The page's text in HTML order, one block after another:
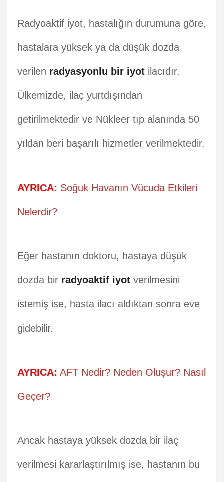
Radyoaktif iyot, hastalığın durumuna göre,
hastalara yüksek ya da düşük dozda
verilen radyasyonlu bir iyot ilacıdır.
Ülkemizde, ilaç yurtdışından
getirilmektedir ve Nükleer tıp alanında 50
yıldan beri başarılı hizmetler verilmektedir.
AYRICA: Soğuk Havanın Vücuda Etkileri
Nelerdir?
Eğer hastanın doktoru, hastaya düşük
dozda bir radyoaktif iyot verilmesini
istemiş ise, hasta ilacı aldıktan sonra eve
gidebilir.
AYRICA: AFT Nedir? Neden Oluşur? Nasıl
Geçer?
Ancak hastaya yüksek dozda bir ilaç
verilmesi kararlaştırılmış ise, hastanın bu